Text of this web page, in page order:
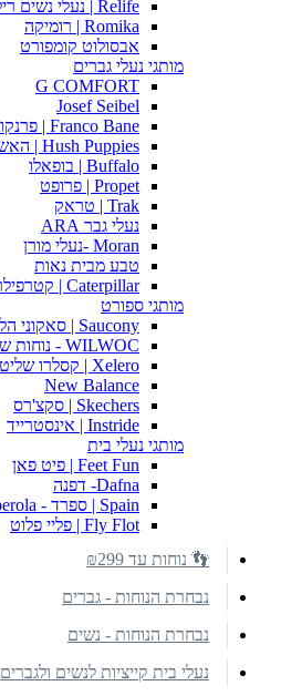
Relife | נעלי נשים רילייף
Romika | רומיקה
אבסולוט קומפורט
מותגי נעלי גברים
G COMFORT
Josef Seibel
Franco Bane | פרנקו בן
Hush Puppies | האש פפיס
Buffalo | בופאלו
Propet | פרופט
Trak | טראק
נעלי גבר ARA
Moran -נעלי מורן
טבע מבית נאות
Caterpillar | קטרפילר
מותגי ספורט
Saucony | סאקוני הליכה דינמית עם תמיכה נכונה
WILWOC - נוחות שנשארת איתך כל היום
Xelero | קסלרו שליטה ויציבות בכל צעד
New Balance
Skechers | סקצ'רס
Instride | אינסטרייד
מותגי נעלי בית
Feet Fun | פיט פאן
Dafna- דפנה
Spain | ספרד - Alberola
Fly Flot | פליי פלוט
👣 נוחות עד ₪299
נבחרת הנוחות - גברים
נבחרת הנוחות - נשים
נעלי בית קייציות לנשים ולגברים